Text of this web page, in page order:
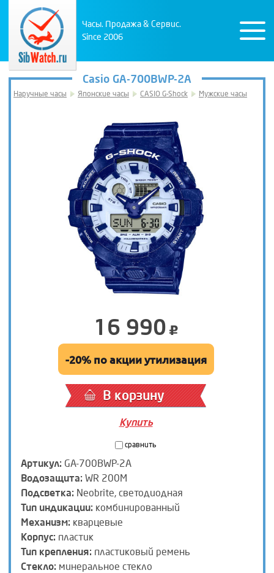
Часы. Продажа & Сервис.
Since 2006
Casio GA-700BWP-2A
Наручные часы Японские часы CASIO G-Shock Мужские часы
16 990
-20% по акции утилизация
В корзину
Купить
сравнить
Артикул: GA-700BWP-2A
Водозащита: WR 200M
Подсветка: Neobrite, светодиодная
Тип индикации: комбинированный
Механизм: кварцевые
Корпус: пластик
Тип крепления: пластиковый ремень
Стекло: минеральное стекло